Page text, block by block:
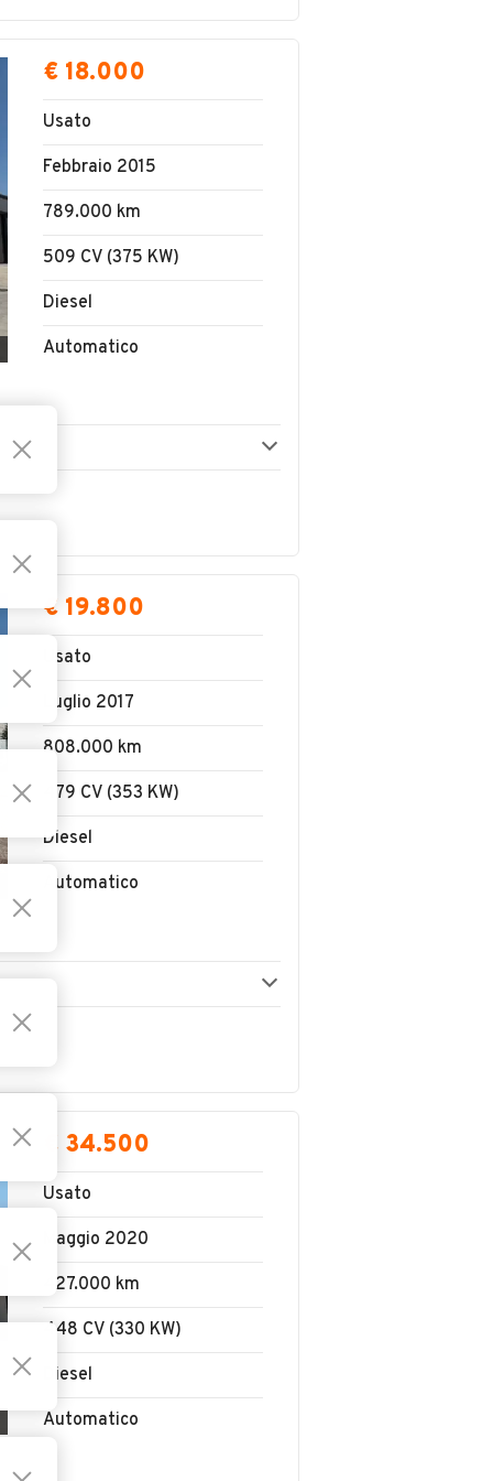
€ 18.000
Usato
Febbraio 2015
789.000 km
509 CV (375 KW)
Diesel
Automatico
€ 19.800
Usato
Luglio 2017
808.000 km
479 CV (353 KW)
Diesel
Automatico
€ 34.500
Usato
Maggio 2020
427.000 km
448 CV (330 KW)
Diesel
Automatico